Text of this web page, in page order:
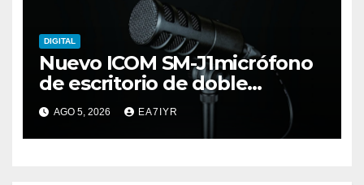
DIGITAL
Nuevo ICOM SM-J1micrófono
de escritorio de doble
elemento premium
AGO 5, 2026 EA7IYR